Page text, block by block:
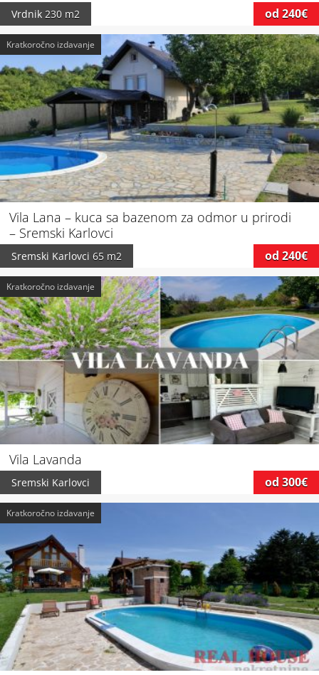
Vrdnik 230 m2 od 240€
Kratkoročno izdavanje
Vila Lana – kuca sa bazenom za odmor u prirodi
– Sremski Karlovci
Sremski Karlovci 65 m2 od 240€
Kratkoročno izdavanje
Vila Lavanda
Sremski Karlovci od 300€
Kratkoročno izdavanje